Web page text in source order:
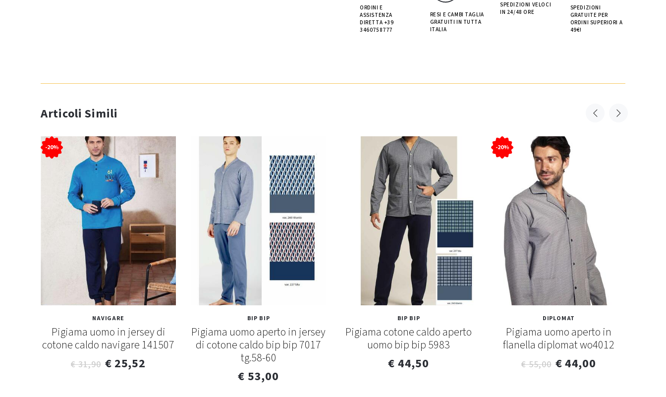
ORDINI E
ASSISTENZA
DIRETTA +39
3460758777
RESI E CAMBI TAGLIA
GRATUITI IN TUTTA
ITALIA
SPEDIZIONI VELOCI
IN 24/48 ORE
SPEDIZIONI
GRATUITE PER
ORDINI SUPERIORI A
49€!
Articoli Simili
-20%
NAVIGARE
Pigiama uomo in jersey di
cotone caldo navigare 141507
€ 31,90 € 25,52
BIP BIP
Pigiama uomo aperto in jersey
di cotone caldo bip bip 7017
tg.58-60
€ 53,00
BIP BIP
Pigiama cotone caldo aperto
uomo bip bip 5983
€ 44,50
-20%
DIPLOMAT
Pigiama uomo aperto in
flanella diplomat wo4012
€ 55,00 € 44,00